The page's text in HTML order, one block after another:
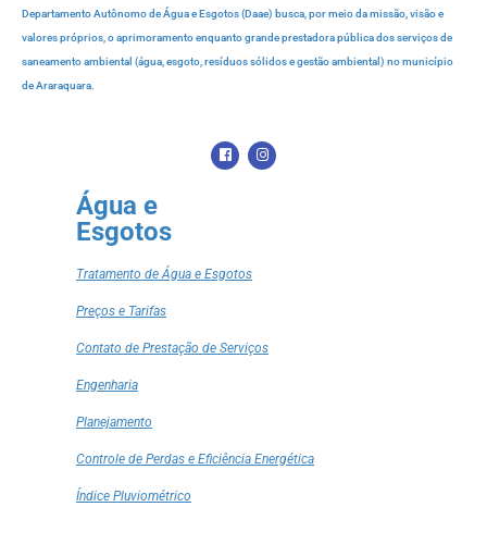
Departamento Autônomo de Água e Esgotos (Daae) busca, por meio da missão, visão e
valores próprios, o aprimoramento enquanto grande prestadora pública dos serviços de
saneamento ambiental (água, esgoto, resíduos sólidos e gestão ambiental) no município
de Araraquara.
Água e
Esgotos
Tratamento de Água e Esgotos
Preços e Tarifas
Contato de Prestação de Serviços
Engenharia
Planejamento
Controle de Perdas e Eficiência Energética
Índice Pluviométrico